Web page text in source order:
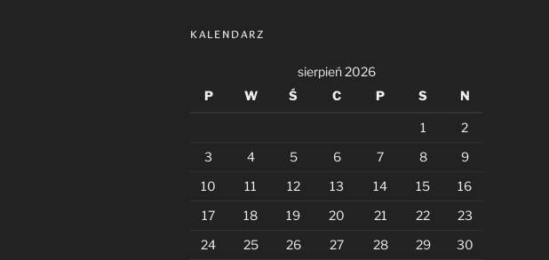
KALENDARZ
sierpień 2026
P
W Ś C P S N
1
2
3
4 5 6 7 8
9
10
11 12 13 14 15
16
17
18 19 20 21 22
23
24
25 26 27 28 29 30